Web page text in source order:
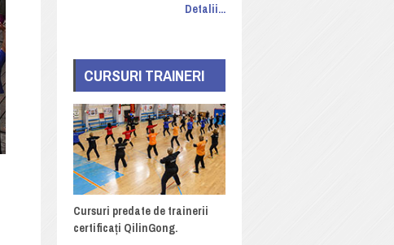
Detalii...
CURSURI TRAINERI
Cursuri predate de trainerii
certificați QilinGong.